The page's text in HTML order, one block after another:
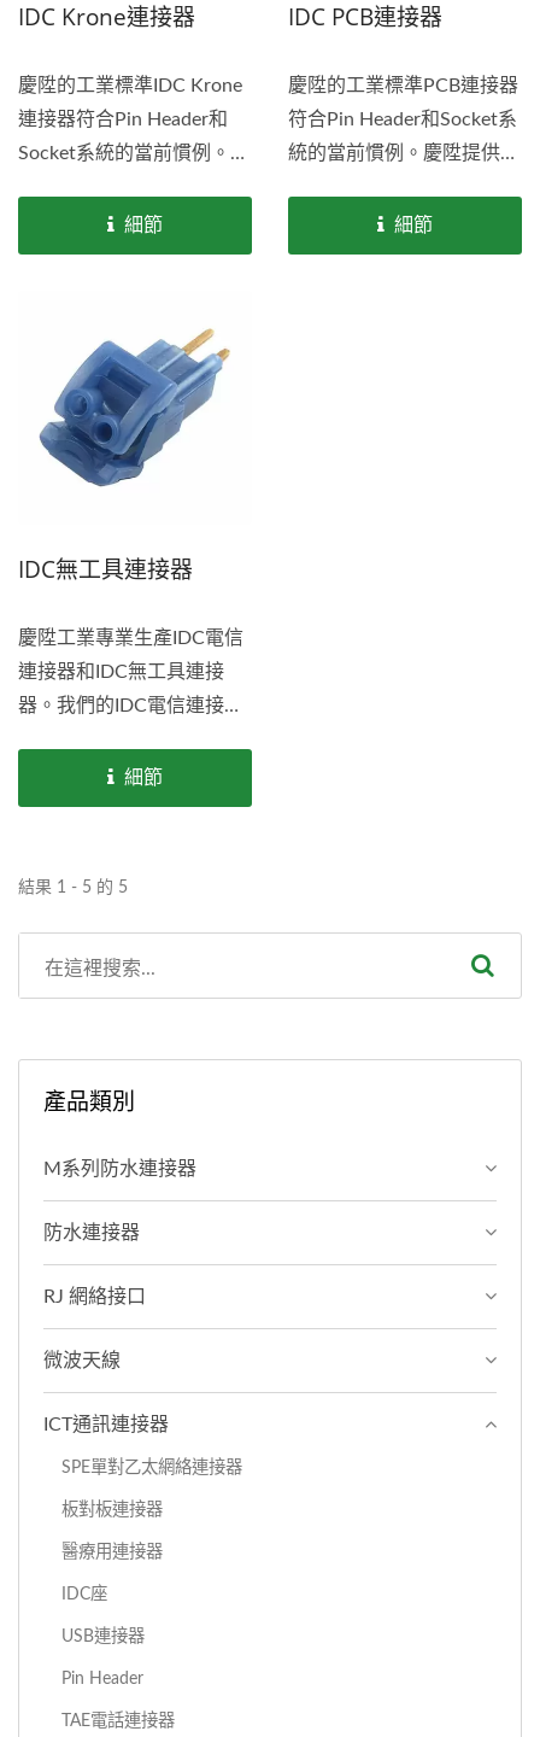
IDC Krone連接器
慶陞的工業標準IDC Krone
連接器符合Pin Header和
Socket系統的當前慣例。慶
參閱我們的IDC...
細節
IDC PCB連接器
慶陞的工業標準PCB連接器
符合Pin Header和Socket系
統的當前慣例。慶陞提供全
細節
IDC無工具連接器
慶陞工業專業生產IDC電信
連接器和IDC無工具連接
器。我們的IDC電信連接
全面的技術支持，如果您需
要IDC連接器，請參閱我們
細節
結果 1 - 5 的 5
產品類別
M系列防水連接器
防水連接器
RJ 網絡接口
微波天線
ICT通訊連接器
SPE單對乙太網絡連接器
板對板連接器
醫療用連接器
IDC座
USB連接器
Pin Header
TAE電話連接器